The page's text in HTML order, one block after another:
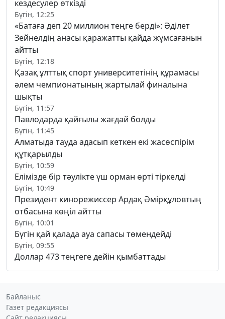
кездесулер өткізді
Бүгін, 12:25
«Батаға деп 20 миллион теңге берді»: Әділет
Зейнелдің анасы қаражатты қайда жұмсағанын
айтты
Бүгін, 12:18
Қазақ ұлттық спорт университетінің құрамасы
әлем чемпионатының жартылай финалына
шықты
Бүгін, 11:57
Павлодарда қайғылы жағдай болды
Бүгін, 11:45
Алматыда тауда адасып кеткен екі жасөспірім
құтқарылды
Бүгін, 10:59
Елімізде бір тәулікте үш орман өрті тіркелді
Бүгін, 10:49
Президент кинорежиссер Ардақ Әмірқұловтың
отбасына көңіл айтты
Бүгін, 10:01
Бүгін қай қалада ауа сапасы төмендейді
Бүгін, 09:55
Доллар 473 теңгеге дейін қымбаттады
Байланыс
Газет редакциясы